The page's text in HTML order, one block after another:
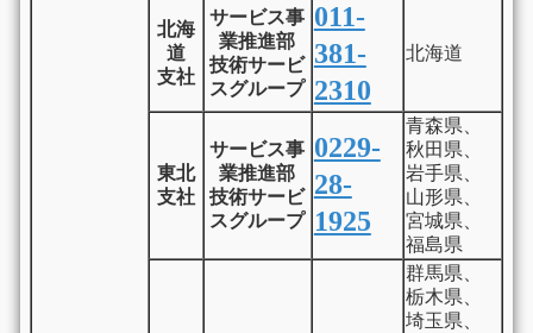
北海
道
支社
サービス事
業推進部
技術サービ
スグループ
011-
381-
2310
北海道
東北
支社
サービス事
業推進部
技術サービ
スグループ
0229-
28-
1925
青森県、
秋田県、
岩手県、
山形県、
宮城県、
福島県
群馬県、
栃木県、
埼玉県、